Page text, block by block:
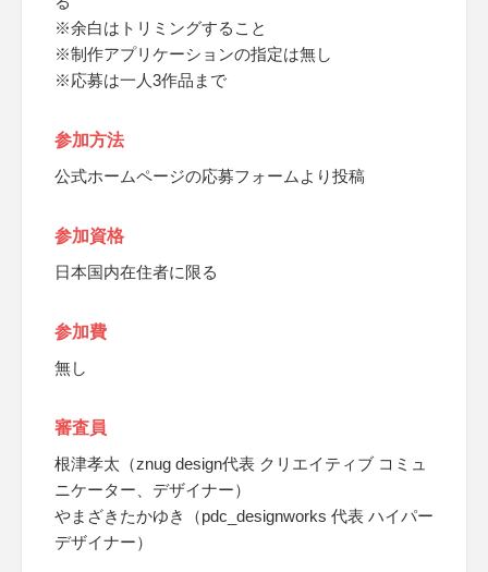
※余白はトリミングすること
※制作アプリケーションの指定は無し
※応募は一人3作品まで
参加方法
公式ホームページの応募フォームより投稿
参加資格
日本国内在住者に限る
参加費
無し
審査員
根津孝太（znug design代表 クリエイティブ コミュ
ニケーター、デザイナー）
やまざきたかゆき（pdc_designworks 代表 ハイパー
デザイナー）